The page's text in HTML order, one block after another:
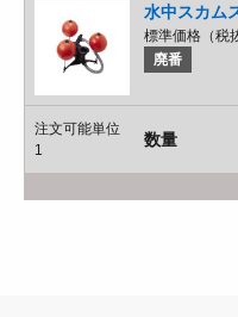
水中スカム
標準価格（税
廃番
注文可能単位
1
数量